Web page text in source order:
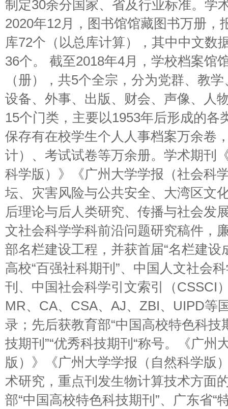
制定30余分国家、省及行业标准。学
2020年12月，图书馆馆藏图书万册，
库72个（以总库计算），其中中文数
36个。 截至2018年4月，学校档案馆
（册），共5个全宗，分为党群、教
设备、外事、出版、财会、声像、人
15个门类，主要以1953年后形成的各
保存有在校学生个人人事档案万余卷
计）、考试试卷等万余册。学术期刊
科学版）》《广州大学学报（社会科
坛、灾害风险与公共安全、大湾区文
后理论与后人类研究、传播与社会发
文社会科学学科前沿问题研究稿件，
部名栏建设工程，并获首届“名栏建设
高校“百强社科期刊”、中国人文社会
刊、中国社会科学引文索引（CSSCI
MR、CA、CSA、AJ、ZBI、UIPD等
录；先后获教育部“中国高校特色科技
技期刊”“优秀科技期刊“称号。《广州
版）》《广州大学学报（自然科学版
术研究，重点刊发生物计算技术方面
部“中国高校特色科技期刊”、广东省“